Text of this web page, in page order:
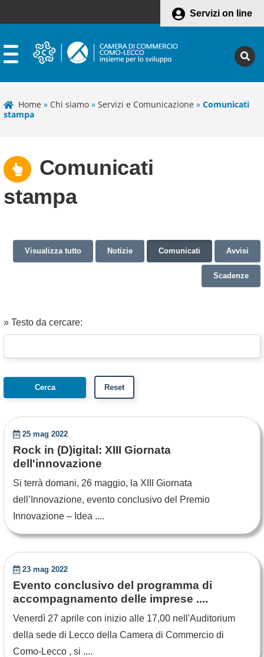
Servizi on line
Home » Chi siamo » Servizi e Comunicazione » Comunicati
stampa
Comunicati
stampa
Visualizza tutto Notizie Comunicati Avvisi
Scadenze
» Testo da cercare:
25 mag 2022
Rock in (D)igital: XIII Giornata
dell'innovazione
Si terrà domani, 26 maggio, la XIII Giornata
dell’Innovazione, evento conclusivo del Premio
Innovazione – Idea ....
23 mag 2022
Evento conclusivo del programma di
accompagnamento delle imprese ....
Venerdì 27 aprile con inizio alle 17,00 nell'Auditorium
della sede di Lecco della Camera di Commercio di
Como-Lecco , si ....